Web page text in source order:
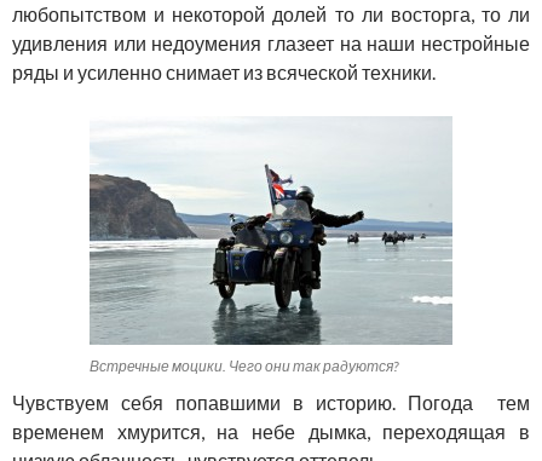
любопытством и некоторой долей то ли восторга, то ли
удивления или недоумения глазеет на наши нестройные
ряды и усиленно снимает из всяческой техники.
Встречные моцики. Чего они так радуются?
Чувствуем себя попавшими в историю. Погода тем
временем хмурится, на небе дымка, переходящая в